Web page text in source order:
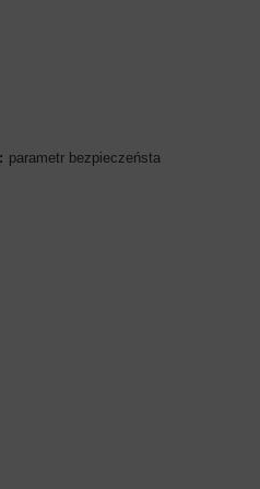
parametr bezpieczeństa